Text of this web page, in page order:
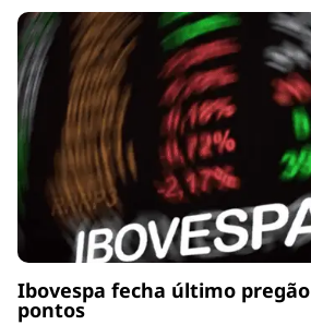
Ibovespa fecha último pregão
pontos